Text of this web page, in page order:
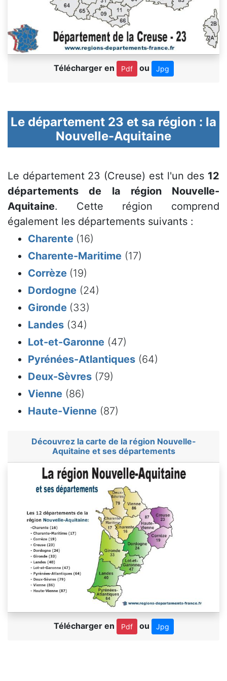
Télécharger en Pdf ou Jpg
Le département 23 et sa région : la
Nouvelle-Aquitaine
Le département 23 (Creuse) est l'un des 12
départements de la région Nouvelle-
Aquitaine. Cette région comprend
également les départements suivants :
Charente (16)
Charente-Maritime (17)
Corrèze (19)
Dordogne (24)
Gironde (33)
Landes (34)
Lot-et-Garonne (47)
Pyrénées-Atlantiques (64)
Deux-Sèvres (79)
Vienne (86)
Haute-Vienne (87)
Découvrez la carte de la région Nouvelle-
Aquitaine et ses départements
Télécharger en Pdf ou Jpg